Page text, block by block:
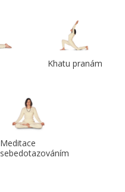
Khatu pranám
Meditace
sebedotazováním